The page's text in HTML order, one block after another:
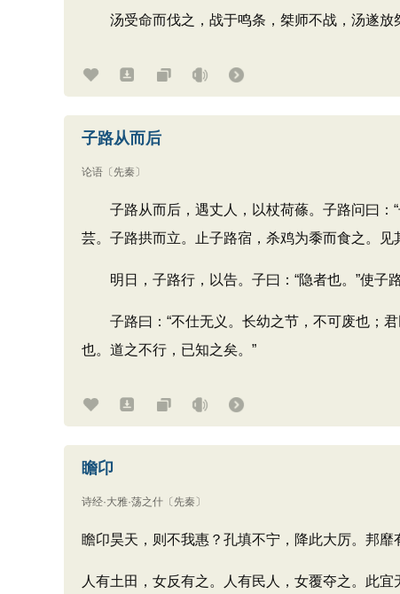
汤受命而伐之，战于鸣条，桀师不战，汤遂放
子路从而后
论语 〔先秦〕
子路从而后，遇丈人，以杖荷蓧。子路问曰：“
芸。子路拱而立。止子路宿，杀鸡为黍而食之。见
明日，子路行，以告。子曰：“隐者也。”使子路
子路曰：“不仕无义。长幼之节，不可废也；君
也。道之不行，已知之矣。”
瞻卬
诗经·大雅·荡之什 〔先秦〕
瞻卬昊天，则不我惠？孔填不宁，降此大厉。邦
人有土田，女反有之。人有民人，女覆夺之。此宜